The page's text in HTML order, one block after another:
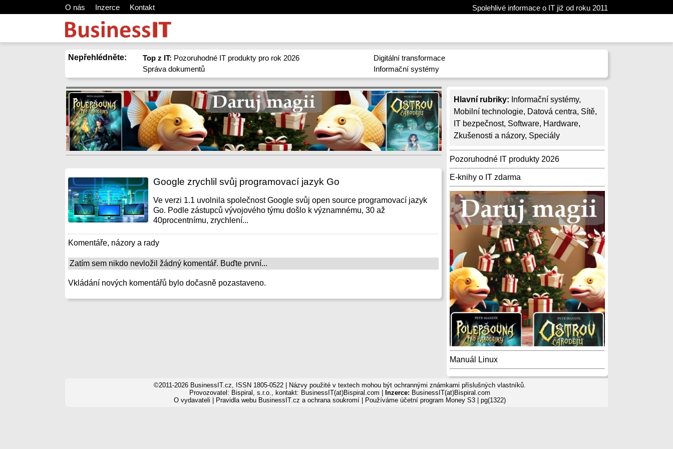
O nás Inzerce Kontakt Spolehlivé informace o IT již od roku 2011
Nepřehlédněte: Top z IT: Pozoruhodné IT produkty pro rok 2026
Správa dokumentů
Digitální transformace
Informační systémy
Hlavní rubriky: Informační systémy,
Mobilní technologie, Datová centra, Sítě,
IT bezpečnost, Software, Hardware,
Zkušenosti a názory, Speciály
Pozoruhodné IT produkty 2026
E-knihy o IT zdarma
Manuál Linux
Google zrychlil svůj programovací jazyk Go
Ve verzi 1.1 uvolnila společnost Google svůj open source programovací jazyk
Go. Podle zástupců vývojového týmu došlo k významnému, 30 až
40procentnímu, zrychlení...
Komentáře, názory a rady
Zatím sem nikdo nevložil žádný komentář. Buďte první...
Vkládání nových komentářů bylo dočasně pozastaveno.
©2011-2026 BusinessIT.cz, ISSN 1805-0522 | Názvy použité v textech mohou být ochrannými známkami příslušných vlastníků.
Provozovatel: Bispiral, s.r.o., kontakt: BusinessIT(at)Bispiral.com |
Inzerce: BusinessIT(at)Bispiral.com
O vydavateli
Pravidla webu BusinessIT.cz a ochrana soukromí| Používáme účetní program Money S3| pg(1322)